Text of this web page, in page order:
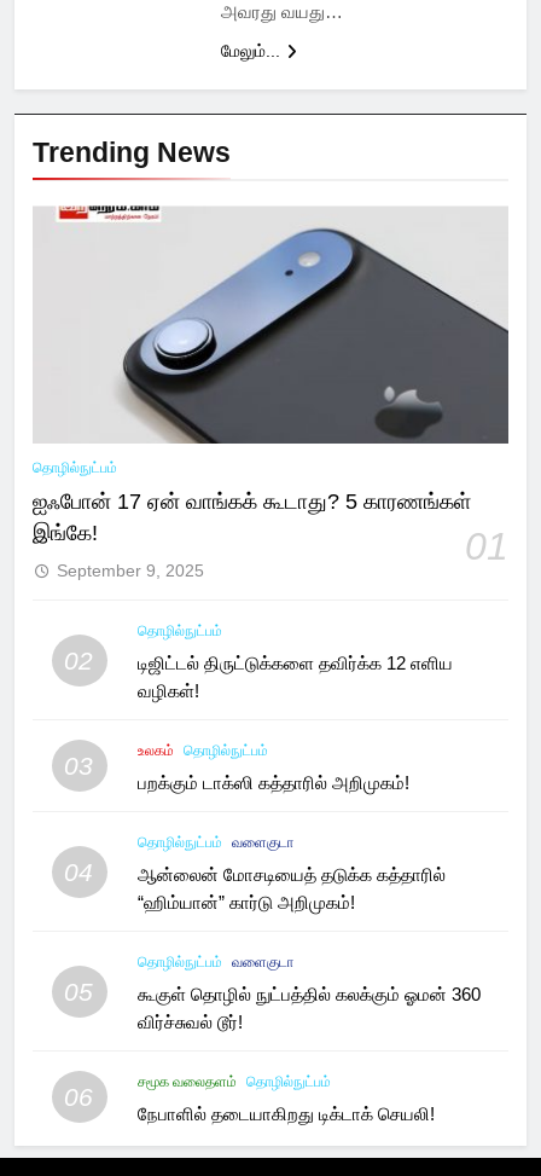
அவரது வயது…
மேலும்...
Trending News
தொழில்நுட்பம்
ஐஃபோன் 17 ஏன் வாங்கக் கூடாது? 5 காரணங்கள்
இங்கே!
01
September 9, 2025
02
தொழில்நுட்பம்
டிஜிட்டல் திருட்டுக்களை தவிர்க்க 12 எளிய
வழிகள்!
03
உலகம் தொழில்நுட்பம்
பறக்கும் டாக்ஸி கத்தாரில் அறிமுகம்!
04
தொழில்நுட்பம் வளைகுடா
ஆன்லைன் மோசடியைத் தடுக்க கத்தாரில்
“ஹிம்யான்” கார்டு அறிமுகம்!
05
தொழில்நுட்பம் வளைகுடா
கூகுள் தொழில் நுட்பத்தில் கலக்கும் ஓமன் 360
விர்ச்சுவல் டூர்!
06
சமூக வலைதளம் தொழில்நுட்பம்
நேபாளில் தடையாகிறது டிக்டாக் செயலி!